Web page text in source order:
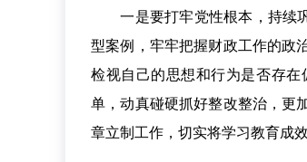
一是要打牢党性根本，持续巩
型案例，牢牢把握财政工作的政
检视自己的思想和行为是否存
单，动真碰硬抓好整改整治，更
章立制工作，切实将学习教育成